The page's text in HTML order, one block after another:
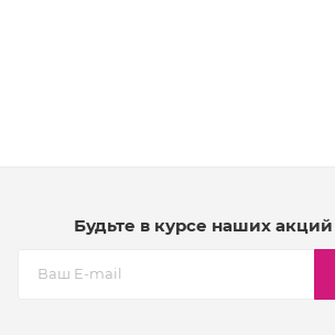
Будьте в курсе наших